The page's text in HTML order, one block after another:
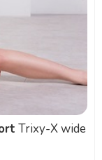
Trixy-X wide